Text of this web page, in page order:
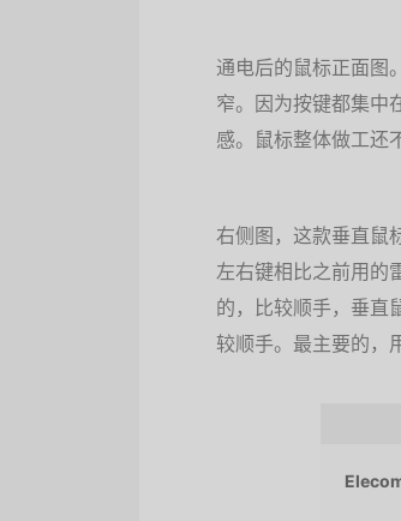
通电后的鼠标正面图
窄。因为按键都集中
感。鼠标整体做工还
右侧图，这款垂直鼠
左右键相比之前用的
的，比较顺手，垂直
较顺手。最主要的，